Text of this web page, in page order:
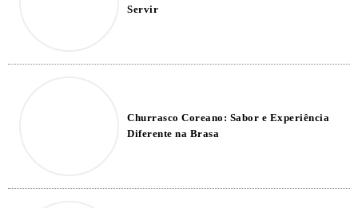
Servir
Churrasco Coreano: Sabor e Experiência
Diferente na Brasa